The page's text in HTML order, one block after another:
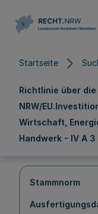
Startseite
Richtlinie über
NRW/
Wirtschaft,
Handwerk - IV A 3
Stammnorm